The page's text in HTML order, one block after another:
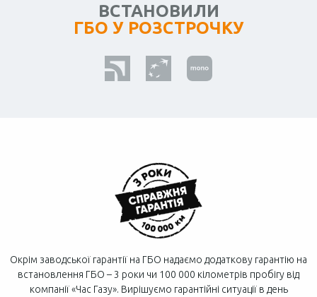
ВСТАНОВИЛИ
ГБО У РОЗСТРОЧКУ
Окрім заводської гарантії на ГБО надаємо додаткову гарантію на
встановлення ГБО – 3 роки чи 100 000 кілометрів пробігу від
компанії «Час Газу». Вирішуємо гарантійні ситуації в день